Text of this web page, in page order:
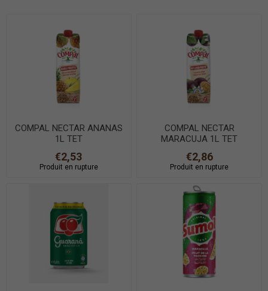
COMPAL NECTAR ANANAS
1L TET
€2,53
Produit en rupture
COMPAL NECTAR
MARACUJA 1L TET
€2,86
Produit en rupture